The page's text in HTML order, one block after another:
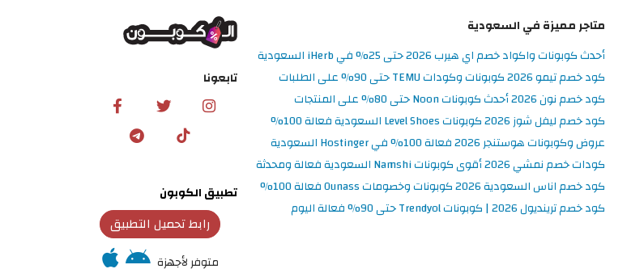
متاجر مميزة في السعودية
أحدث كوبونات واكواد خصم اي هيرب 2026 حتى 25% في iHerb السعودية
كود خصم تيمو 2026 كوبونات وكودات TEMU حتى 90% على الطلبات
كود خصم نون 2026 أحدث كوبونات Noon حتى 80% على المنتجات
كود خصم ليفل شوز 2026 كوبونات Level Shoes السعودية فعالة 100%
عروض وكوبونات هوستنجر 2026 فعالة 100% في Hostinger السعودية
كودات خصم نمشي 2026 أقوى كوبونات Namshi السعودية فعالة ومحدثة
كود خصم اناس السعودية 2026 كوبونات وخصومات Ounass فعالة 100%
كود خصم ترينديول 2026 | كوبونات Trendyol حتى 90% فعالة اليوم
تابعونا
تطبيق الكوبون
رابط تحميل التطبيق
متوفر لأجهزة